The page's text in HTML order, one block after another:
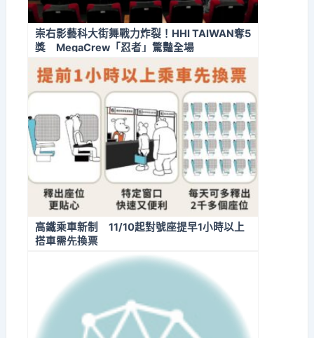
崇右影藝科大街舞戰力炸裂！HHI TAIWAN奪5
獎 MegaCrew「忍者」驚豔全場
高鐵乘車新制 11/10起對號座提早1小時以上
搭車需先換票